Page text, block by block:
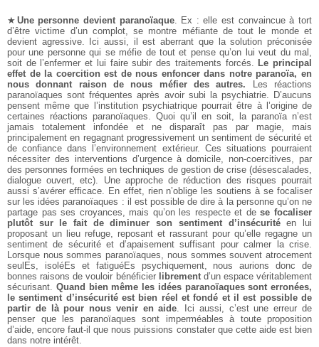
★ Une personne devient paranoïaque. Ex : elle est convaincue à tort
d’être victime d’un complot, se montre méfiante de tout le monde et
devient agressive. Ici aussi, il est aberrant que la solution préconisée
pour une personne qui se méfie de tout et pense qu’on lui veut du mal,
soit de l’enfermer et lui faire subir des traitements forcés. Le principal
effet de la coercition est de nous enfoncer dans notre paranoïa, en
nous donnant raison de nous méfier des autres. Les réactions
paranoïaques sont fréquentes après avoir subi la psychiatrie. D’aucuns
pensent même que l’institution psychiatrique pourrait être à l’origine de
certaines réactions paranoïaques. Quoi qu’il en soit, la paranoïa n’est
jamais totalement infondée et ne disparaît pas par magie, mais
principalement en regagnant progressivement un sentiment de sécurité et
de confiance dans l’environnement extérieur. Ces situations pourraient
nécessiter des interventions d’urgence à domicile, non-coercitives, par
des personnes formées en techniques de gestion de crise (désescalades,
dialogue ouvert, etc). Une approche de réduction des risques pourrait
aussi s’avérer efficace. En effet, rien n’oblige les soutiens à se focaliser
sur les idées paranoïaques : il est possible de dire à la personne qu’on ne
partage pas ses croyances, mais qu’on les respecte et dese focaliser
plutôt sur le fait de diminuer son sentiment d’insécuritéen lui
proposant un lieu refuge, reposant et rassurant pour qu’elle regagne un
sentiment de sécurité et d’apaisement suffisant pour calmer la crise.
Lorsque nous sommes paranoïaques, nous sommes souvent atrocement
seulEs, isoléEs et fatiguéEs psychiquement, nous aurions donc de
bonnes raisons de vouloir bénéficier librementd’un espace véritablement
sécurisant. Quand bien même les idées paranoïaques sont erronées,
le sentiment d’insécurité est bien réel et fondé et il est possible de
partir de là pour nous venir en aide. Ici aussi, c’est une erreur de
penser que les paranoïaques sont imperméables à toute proposition
d’aide, encore faut-il que nous puissions constater que cette aide est bien
dans notre intérêt.